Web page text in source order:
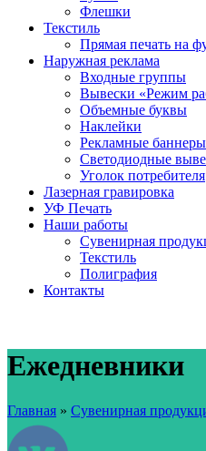
Флешки
Текстиль
Прямая печать на
Наружная реклама
Входные группы
Вывески «Режим
Объемные буквы
Наклейки
Рекламные баннеры
Светодиодные
Уголок потребителя
Лазерная гравировка
УФ Печать
Наши работы
Сувенирная
Текстиль
Полиграфия
Контакты
Ежедневники
Главная » Сувенирная